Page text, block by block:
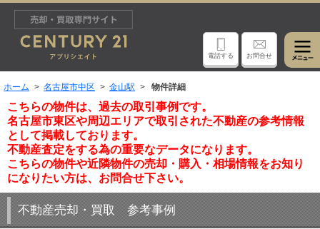
電話する お問合せ
ホーム 名古屋市中区 金山駅 物件詳細
こちらの物件は、過去の取引事例です。
名古屋市東区や周辺エリアで取引された不動産の参考情報
として掲載しております。
不動産査定をする為の重要なデータになります。
こちらの物件や近隣物件の売却・購入・相場情報をお知り
になりたい方は、お問合せ下さい。
不動産売却・買取 参考事例